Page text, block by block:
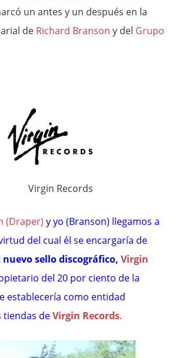
un antes y un después en la
de Richard Branson y del Grupo
Virgin Records
(Draper)y yo (Branson) llegamos a
del cual él se encargaría de
nuevo sello discográfico, Virgin
del 20 por ciento de la
establecería como entidad
tiendas deVirgin Records.